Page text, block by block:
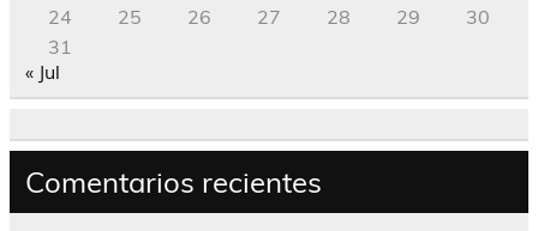
24
25 26 27 28 29
30
31
« Jul
Comentarios recientes